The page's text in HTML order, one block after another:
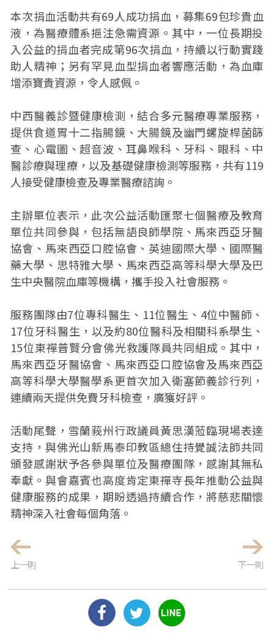
本次捐血活動共有69人成功捐血，募集69包珍貴血
液，為醫療體系挹注急需資源。其中，一位長期投
入公益的捐血者完成第96次捐血，持續以行動實踐
助人精神；另有罕見血型捐血者響應活動，為血庫
增添寶貴資源，令人感佩。
中西醫義診暨健康檢測，結合多元醫療專業服務，
提供食道胃十二指腸鏡、大腸鏡及幽門螺旋桿菌篩
查、心電圖、超音波、耳鼻喉科、牙科、眼科、中
醫診療與理療，以及基礎健康檢測等服務，共有119
人接受健康檢查及專業醫療諮詢。
主辦單位表示，此次公益活動匯聚七個醫療及教育
單位共同參與，包括無語良師學院、馬來西亞牙醫
協會、馬來西亞口腔協會、英迪國際大學、國際醫
藥大學、思特雅大學、馬來西亞高等科學大學及巴
生中央醫院血庫等機構，攜手投入社會服務。
服務團隊由7位專科醫生、11位醫生、4位中醫師、
17位牙科醫生，以及約80位醫科及相關科系學生、
15位東禪普賢分會佛光救護隊員共同組成。其中，
馬來西亞牙醫協會、馬來西亞口腔協會及馬來西亞
高等科學大學醫學系更首次加入衛塞節義診行列，
連續兩天提供免費牙科檢查，廣獲好評。
活動尾聲，雪蘭莪州行政議員黃思漢蒞臨現場表達
支持，與佛光山新馬泰印教區總住持覺誠法師共同
頒發感謝狀予各參與單位及醫療團隊，感謝其無私
奉獻。與會嘉賓也高度肯定東禪寺長年推動公益與
健康服務的成果，期盼透過持續合作，將慈悲關懷
精神深入社會每個角落。
上一則 下一則